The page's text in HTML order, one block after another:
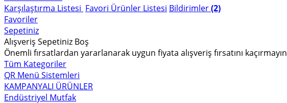
Karşılaştırma Listesi Favori Ürünler Listesi Bildirimler(2)
Favoriler
Sepetiniz
Alışveriş Sepetiniz Boş
Önemli fırsatlardan yararlanarak uygun fiyata alışveriş fırsatını kaçırmayın
Tüm Kategoriler
QR Menü Sistemleri
KAMPANYALI ÜRÜNLER
Endüstriyel Mutfak